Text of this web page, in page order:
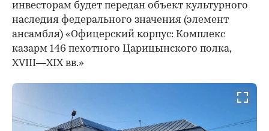
инвесторам будет передан объект культурного
наследия федерального значения (элемент
ансамбля) «Офицерский корпус: Комплекс
казарм 146 пехотного Царицынского полка,
XVIII—XIX вв.»